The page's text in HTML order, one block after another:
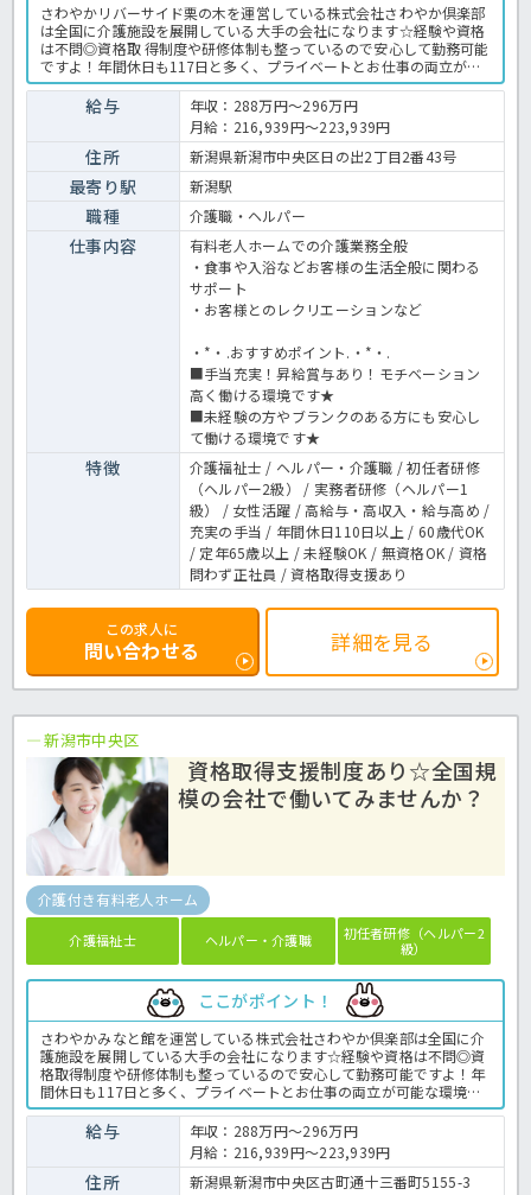
さわやかリバーサイド栗の木を運営している株式会社さわやか倶楽部
は全国に介護施設を展開している大手の会社になります☆経験や資格
は不問◎資格取 得制度や研修体制も整っているので安心して勤務可能
ですよ！年間休日も117日と多く、プライベートとお仕事の両立が可
能な環境になります☆定年が65歳で長く勤務することも可能で、65歳
以降も条件面は変わらずに働けるので安心の職場です〇求人が気にな
る方は是非ほっ介護までお問い合わせください！有料老人ホームでの
介護業務全般です。＜介護職 正職員 有料老人ホームの求人＞
給与
年収：288万円～296万円
月給：216,939円～223,939円
住所 新潟県新潟市中央区日の出2丁目2番43号
最寄り駅 新潟駅
職種 介護職・ヘルパー
仕事内容
有料老人ホームでの介護業務全般
・食事や入浴などお客様の生活全般に関わる
サポート
・お客様とのレクリエーションなど
・*・.おすすめポイント.・*・.
■手当充実！昇給賞与あり！モチベーション
高く働ける環境です★
■未経験の方やブランクのある方にも安心し
て働ける環境です★
特徴
介護福祉士 / ヘルパー・介護職 / 初任者研修
（ヘルパー2級） / 実務者研修（ヘルパー1
級） / 女性活躍 / 高給与・高収入・給与高め /
充実の手当 / 年間休日110日以上 / 60歳代OK
/ 定年65歳以上 / 未経験OK / 無資格OK / 資格
問わず正社員 / 資格取得支援あり
この求人に
問い合わせる 詳細を見る
新潟市中央区
資格取得支援制度あり☆全国規
模の会社で働いてみませんか？
介護付き有料老人ホーム
介護福祉士 ヘルパー・介護職
初任者研修（ヘルパー2
級）
ここがポイント！
さわやかみなと館を運営している株式会社さわやか倶楽部は全国に介
護施設を展開している大手の会社になります☆経験や資格は不問◎資
格取得制度や研修体制も整っているので安心して勤務可能ですよ！年
間休日も117日と多く、プライベートとお仕事の両立が可能な環境に
なります☆定年が65歳で長く勤務することも可能で、65歳以降も条件
面は変わらずに働けるので安心の職場です〇求人が気になる方は是非
ほっ介護までお問い合わせください！有料老人ホームでの介護業務全
般です。＜介護職 正職員 有料老人ホームの求人＞
給与
年収：288万円～296万円
月給：216,939円～223,939円
住所 新潟県新潟市中央区古町通十三番町5155-3